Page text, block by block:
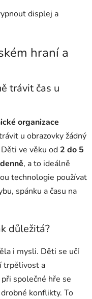
displej a
hraní a
trávit čas u
organizace
u obrazovky žádný
ve věku od 2 do 5
, a to ideálně
technologie používat
spánku a času na
důležitá?
i mysli. Děti se učí
trpělivost a
společné hře se
konflikty. To